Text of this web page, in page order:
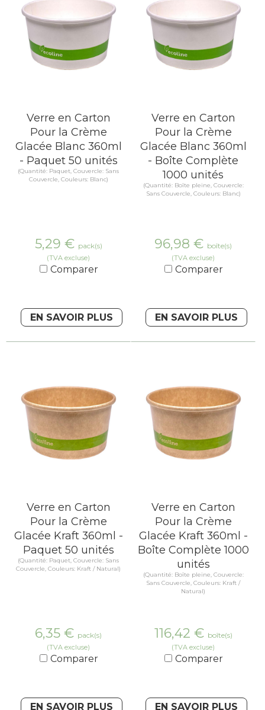
Verre en Carton
Pour la Crème
Glacée Blanc 360ml
- Paquet 50 unités
(Quantité: Paquet, Couvercle: Sans
Couvercle, Couleurs: Blanc)
5,29 € pack(s)
(TVA excluse)
Comparer
EN SAVOIR PLUS
Verre en Carton
Pour la Crème
Glacée Blanc 360ml
- Boîte Complète
1000 unités
(Quantité: Boîte pleine, Couvercle:
Sans Couvercle, Couleurs: Blanc)
96,98 € boîte(s)
(TVA excluse)
Comparer
EN SAVOIR PLUS
Verre en Carton
Pour la Crème
Glacée Kraft 360ml -
Paquet 50 unités
(Quantité: Paquet, Couvercle: Sans
Couvercle, Couleurs: Kraft / Natural)
6,35 € pack(s)
(TVA excluse)
Comparer
EN SAVOIR PLUS
Verre en Carton
Pour la Crème
Glacée Kraft 360ml -
Boîte Complète 1000
unités
(Quantité: Boîte pleine, Couvercle:
Sans Couvercle, Couleurs: Kraft /
Natural)
116,42 € boîte(s)
(TVA excluse)
Comparer
EN SAVOIR PLUS